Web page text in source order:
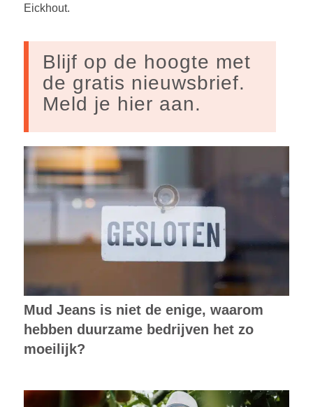
Eickhout.
Blijf op de hoogte met
de gratis nieuwsbrief.
Meld je hier aan.
Mud Jeans is niet de enige, waarom
hebben duurzame bedrijven het zo
moeilijk?